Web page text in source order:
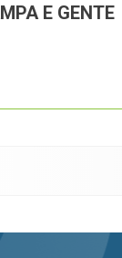
E GENTE